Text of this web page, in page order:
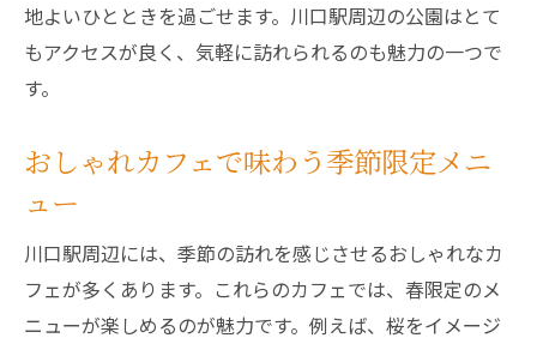
地よいひとときを過ごせます。川口駅周辺の公園はとて
もアクセスが良く、気軽に訪れられるのも魅力の一つで
す。
おしゃれカフェで味わう季節限定メニ
ュー
川口駅周辺には、季節の訪れを感じさせるおしゃれなカ
フェが多くあります。これらのカフェでは、春限定のメ
ニューが楽しめるのが魅力です。例えば、桜をイメージ